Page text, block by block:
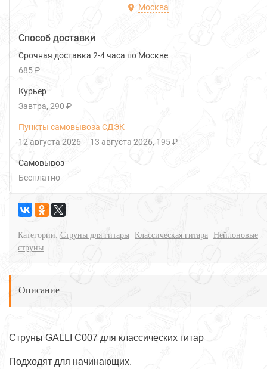
Москва
Способ доставки
Срочная доставка 2-4 часа по Москве
685 ₽
Курьер
Завтра 290 ₽
Пункты самовывоза СДЭК
12 августа 2026 – 13 августа 2026 195 ₽
Самовывоз
Бесплатно
Категории: Струны для гитары Классическая гитара Нейлоновые
струны
Описание
Струны GALLI C007 для классических гитар
Подходят для начинающих.